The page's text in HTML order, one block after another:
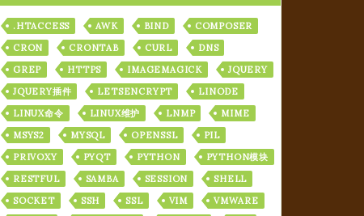
.HTACCESS AWK BIND
COMPOSER
CRON
CRONTAB CURL
DNS
GREP
HTTPS IMAGEMAGICK
JQUERY
JQUERY插件
LETSENCRYPT
LINODE
LINUX命令
LINUX维护 LNMP
MIME
MSYS2
MYSQL OPENSSL
PIL
PRIVOXY
PYQT PYTHON
PYTHON模块
RESTFUL
SAMBA SESSION
SHELL
SOCKET
SSH SSL VIM
VMWARE